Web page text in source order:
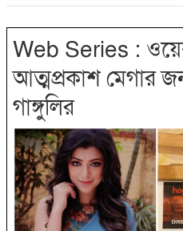
Web Series :
আত্মপ্রকাশ মেগার
গাঙ্গুলির